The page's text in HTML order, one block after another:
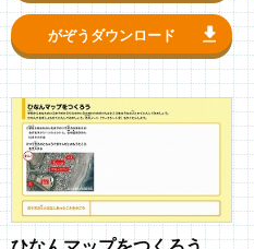
がぞうダウンロード